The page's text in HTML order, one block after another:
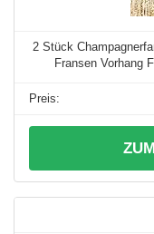
2 Stück
Fransen Vorhang